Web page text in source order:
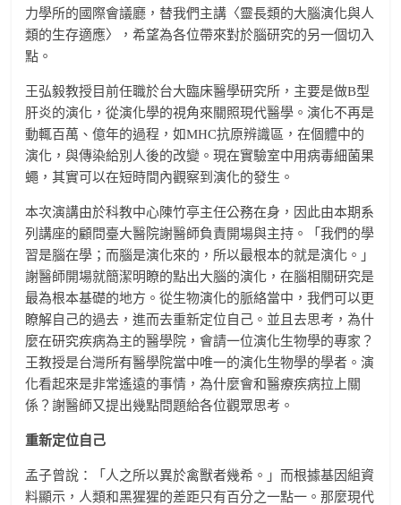
力學所的國際會議廳，替我們主講〈靈長類的大腦演化與人
類的生存適應〉，希望為各位帶來對於腦研究的另一個切入
點。
王弘毅教授目前任職於台大臨床醫學研究所，主要是做B型
肝炎的演化，從演化學的視角來關照現代醫學。演化不再是
動輒百萬、億年的過程，如MHC抗原辨識區，在個體中的
演化，與傳染給別人後的改變。現在實驗室中用病毒細菌果
蠅，其實可以在短時間內觀察到演化的發生。
本次演講由於科教中心陳竹亭主任公務在身，因此由本期系
列講座的顧問臺大醫院謝醫師負責開場與主持。「我們的學
習是腦在學；而腦是演化來的，所以最根本的就是演化。」
謝醫師開場就簡潔明瞭的點出大腦的演化，在腦相關研究是
最為根本基礎的地方。從生物演化的脈絡當中，我們可以更
瞭解自己的過去，進而去重新定位自己。並且去思考，為什
麼在研究疾病為主的醫學院，會請一位演化生物學的專家？
王教授是台灣所有醫學院當中唯一的演化生物學的學者。演
化看起來是非常遙遠的事情，為什麼會和醫療疾病拉上關
係？謝醫師又提出幾點問題給各位觀眾思考。
重新定位自己
孟子曾說：「人之所以異於禽獸者幾希。」而根據基因組資
料顯示，人類和黑猩猩的差距只有百分之一點一。那麼現代